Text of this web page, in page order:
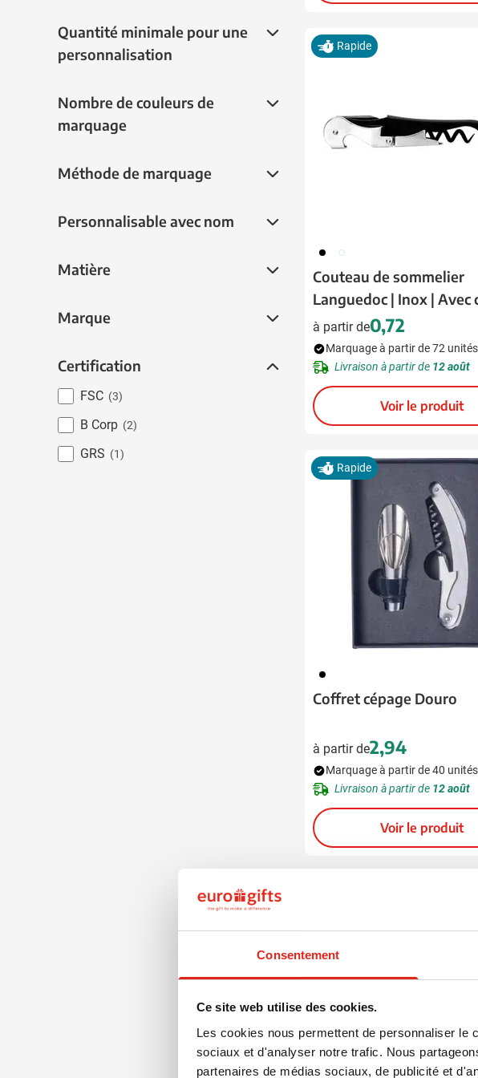
Consentement
Ce site web utilise des cookies.
Les cookies nous permettent de personnaliser le
sociaux et d'analyser notre trafic. Nous
partenaires de médias sociaux, de publicité et
Quantité minimale pour une personnalisation
Quantité minimale pour une
personnalisation
Nombre de couleurs de marquage
Nombre de couleurs de
marquage
Méthode de marquage
Méthode de marquage
Personnalisable avec nom
Personnalisable avec nom
Matière
Matière
Marque
Marque
Certification
Certification
FSC (3)
B Corp (2)
GRS (1)
001 002
Couteau de sommelier
Languedoc | Inox | Avec
capsule
à partir de0,72
Rapide
Marquage à partir de 72 unités
Livraison à partir de 12 août
Voir le produit
001
Coffret cépage Douro
à partir de2,94
Rapide
Marquage à partir de 40 unités
Livraison à partir de 12 août
Voir le produit